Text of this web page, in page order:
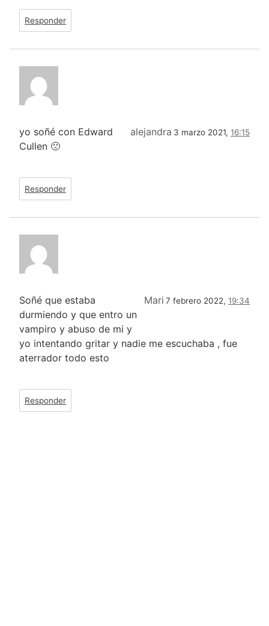
Responder
alejandra 3 marzo 2021, 16:15
yo soñé con Edward
Cullen 🙁
Responder
Mari 7 febrero 2022, 19:34
Soñé que estaba
durmiendo y que entro un
vampiro y abuso de mi y
yo intentando gritar y nadie me escuchaba , fue
aterrador todo esto
Responder